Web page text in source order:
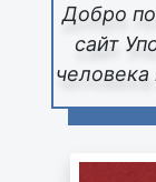
Добро
сайт